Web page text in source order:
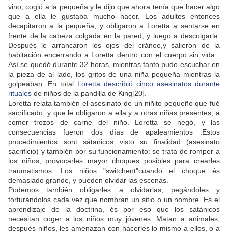
vino, cogió a la pequeña y le dijo que ahora tenía que hacer algo
que a ella le gustaba mucho hacer. Los adultos entonces
decapitaron a la pequeña, y obligaron a Loretta a sentarse en
frente de la cabeza colgada en la pared, y luego a descolgarla.
Después le arrancaron los ojos del cráneo,y salieron de la
habitación encerrando a Loretta dentro con el cuerpo sin vida .
Así se quedó durante 32 horas, mientras tanto pudo escuchar en
la pieza de al lado, los gritos de una niña pequeña mientras la
golpeaban. En total Loretta describió cinco asesinatos durante
rituales de niños de la pandilla de King[20].
Loretta relata también el asesinato de un niñito pequeño que fué
sacrificado, y que le obligaron a ella y a otras niñas presentes, a
comer trozos de carne del niño. Loretta se negó, y las
consecuencias fueron dos días de apaleamientos .Estos
procedimientos sont sátanicos visto su finalidad (asesinato
sacrificio) y también por su funcionamiento: se trata de romper a
los niños, provocarles mayor choques posibles para crearles
traumatismos. Los niños "switchent"cuando el choque és
demasiado grande, y pueden olvidar las escenas.
Podemos también obligarles a olvidarlas, pegándoles y
torturándolos cada vez que nombran un sitio o un nombre. Es el
aprendizaje de la doctrina, és por eso que los satánicos
necesitan coger a los niños muy jóvenes. Matan a animales,
después niños, les amenazan con hacerles lo mismo a ellos, o a